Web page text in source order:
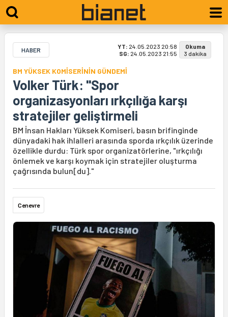
HABER YT: 24.05.2023 20:58
SG: 24.05.2023 21:55
Okuma
3 dakika
BM YÜKSEK KOMİSERİNİN GÜNDEMİ
Volker Türk: "Spor
organizasyonları ırkçılığa karşı
stratejiler geliştirmeli
BM İnsan Hakları Yüksek Komiseri, basın brifinginde
dünyadaki hak ihlalleri arasında sporda ırkçılık üzerinde
özellikle durdu: Türk spor organizatörlerine, "ırkçılığı
önlemek ve karşı koymak için stratejiler oluşturma
çağrısında bulun[du]."
Cenevre